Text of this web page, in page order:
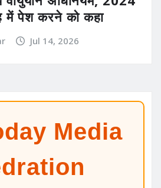
में पेश करने को कहा
Jul 14, 2026
Media